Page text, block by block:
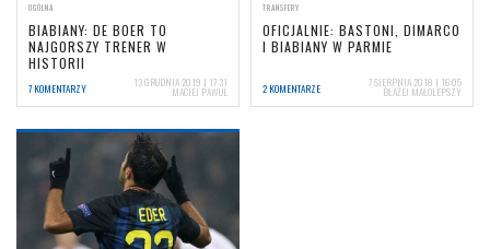
OGÓLNA
BIABIANY: DE BOER TO
NAJGORSZY TRENER W
HISTORII
7 KOMENTARZY 13 GRUDNIA 2019 | 17:31
MACIEJ PAWUL
TRANSFERY
OFICJALNIE: BASTONI, DIMARCO
I BIABIANY W PARMIE
2 KOMENTARZE 7 SIERPNIA 2018 | 16:05
BŁAŻEJ MAŁOLEPSZY